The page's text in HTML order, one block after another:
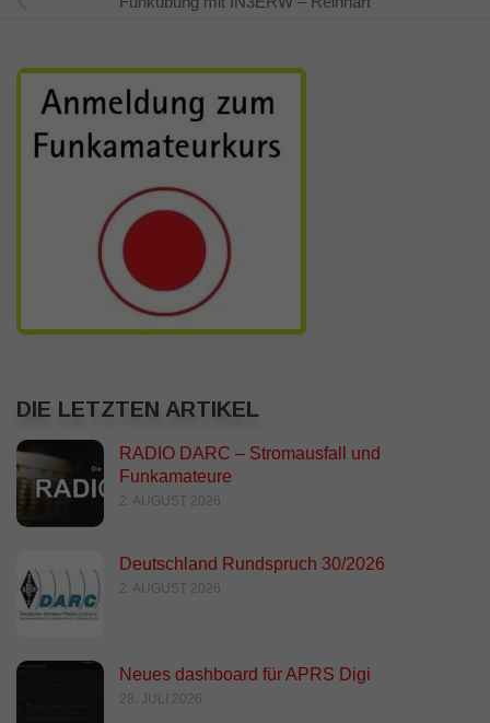
DIE LETZTEN ARTIKEL
RADIO DARC – Stromausfall und
Funkamateure
2. AUGUST 2026
Deutschland Rundspruch 30/2026
2. AUGUST 2026
Neues dashboard für APRS Digi
28. JULI 2026